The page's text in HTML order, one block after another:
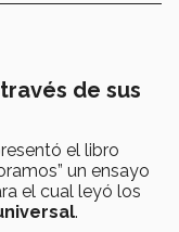
de sus
el libro
un ensayo
el cual leyó los
.